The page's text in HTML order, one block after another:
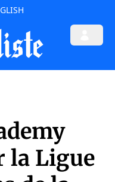
la Ligue